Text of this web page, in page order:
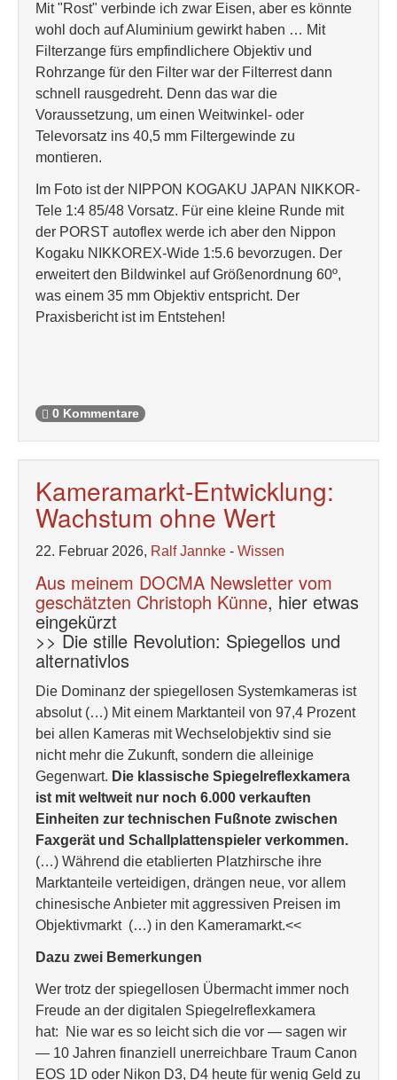
Mit "Rost" verbinde ich zwar Eisen, aber es könnte
wohl doch auf Aluminium gewirkt haben … Mit
Filterzange fürs empfindlichere Objektiv und
Rohrzange für den Filter war der Filterrest dann
schnell rausgedreht. Denn das war die
Voraussetzung, um einen Weitwinkel- oder
Televorsatz ins 40,5 mm Filtergewinde zu
montieren.
Im Foto ist der NIPPON KOGAKU JAPAN NIKKOR-
Tele 1:4 85/48 Vorsatz. Für eine kleine Runde mit
der PORST autoflex werde ich aber den Nippon
Kogaku NIKKOREX-Wide 1:5.6 bevorzugen. Der
erweitert den Bildwinkel auf Größenordnung 60º,
was einem 35 mm Objektiv entspricht. Der
Praxisbericht ist im Entstehen!
0 Kommentare
Kameramarkt-Entwicklung:
Wachstum ohne Wert
22. Februar 2026, Ralf Jannke - Wissen
Aus meinem DOCMA Newsletter vom
geschätzten Christoph Künne, hier etwas
eingekürzt
>> Die stille Revolution: Spiegellos und
alternativlos
Die Dominanz der spiegellosen Systemkameras ist
absolut (…) Mit einem Marktanteil von 97,4 Prozent
bei allen Kameras mit Wechselobjektiv sind sie
nicht mehr die Zukunft, sondern die alleinige
Gegenwart. Die klassische Spiegelreflexkamera
ist mit weltweit nur noch 6.000 verkauften
Einheiten zur technischen Fußnote zwischen
Faxgerät und Schallplattenspieler verkommen.
(…) Während die etablierten Platzhirsche ihre
Marktanteile verteidigen, drängen neue, vor allem
chinesische Anbieter mit aggressiven Preisen im
Objektivmarkt (…) in den Kameramarkt.<<
Dazu zwei Bemerkungen
Wer trotz der spiegellosen Übermacht immer noch
Freude an der digitalen Spiegelreflexkamera
hat: Nie war es so leicht sich die vor — sagen wir
— 10 Jahren finanziell unerreichbare Traum Canon
EOS 1D oder Nikon D3, D4 heute für wenig Geld zu